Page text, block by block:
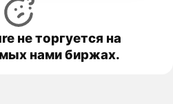
не торгуется на
нами биржах.